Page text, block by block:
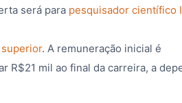
será para pesquisador científico
. A remuneração inicial é
R$21 mil ao final da carreira, a